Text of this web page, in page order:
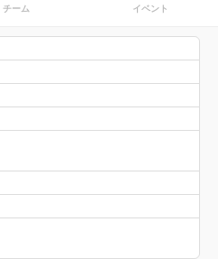
チーム イベント